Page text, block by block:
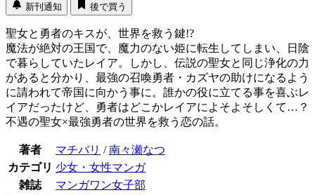
新刊通知 後で買う
聖女と勇者のキスが、世界を救う鍵!?
魔法が絶対の王国で、魔力のない姫に転生してしまい、日陰
で暮らしていたレイア。しかし、伝説の聖女と同じ浄化の力
があると分かり、最強の召喚勇者・カズヤの助けになるよう
に請われて帝国に向かう事に。誰かの役に立てる事を喜ぶレ
イアだったけど、勇者はどこかレイアによそよそしくて…？
不遇の聖女×最強勇者の世界を救う恋の話。
著者 マチバリ /南々瀬なつ
カテゴリ 少女・女性マンガ
雑誌
マンガワン女子部